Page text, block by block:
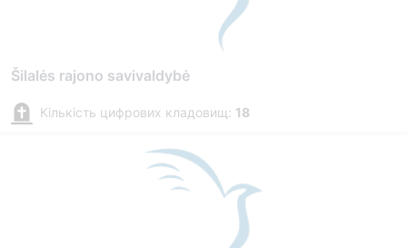
Šilalės rajono savivaldybė
Кількість цифрових кладовищ: 18